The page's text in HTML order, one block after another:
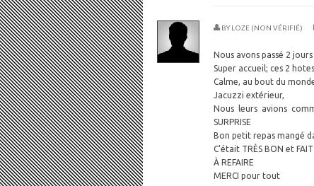
BY LOZE (NON VÉRIFIÉ)
Nous avons passé 2
Super accueil; ces 2
Calme, au bout du
Jacuzzi extérieur,
Nous leurs avions
SURPRISE
Bon petit repas mangé
C’était TRÈS BON et
À REFAIRE
MERCI pour tout